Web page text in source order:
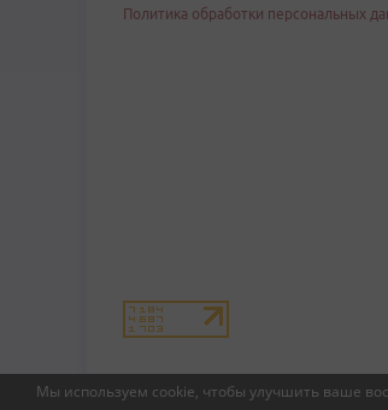
Мы используем cookie, чтобы улучшить ваше
Политика обработки персональных